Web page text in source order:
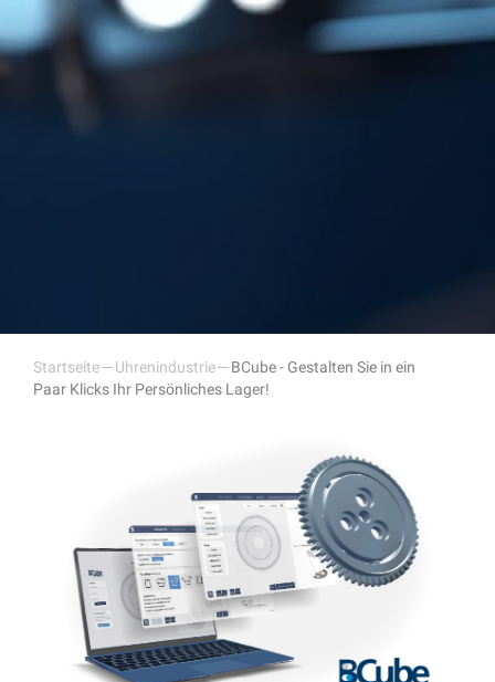
Startseite Uhrenindustrie
BCube - Gestalten Sie in ein
Paar Klicks Ihr Persönliches Lager!